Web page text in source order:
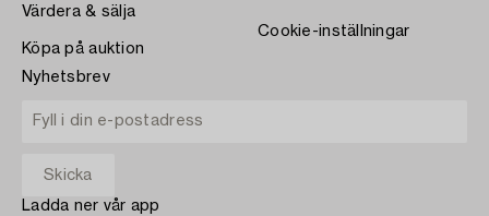
Värdera & sälja
Köpa på auktion
Cookie-inställningar
Nyhetsbrev
Ladda ner vår app